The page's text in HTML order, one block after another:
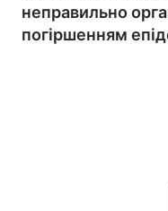
неправильно
погіршенням